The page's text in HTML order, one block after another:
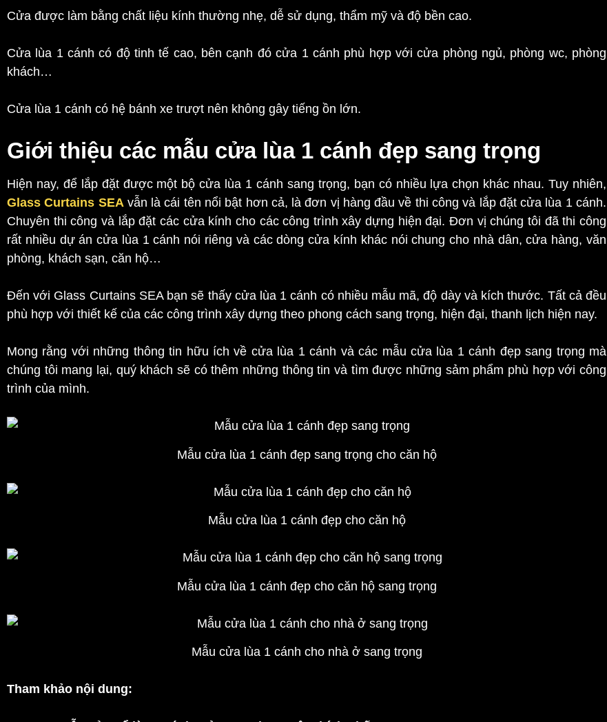
Cửa được làm bằng chất liệu kính thường nhẹ, dễ sử dụng, thẩm mỹ và độ bền cao.
Cửa lùa 1 cánh có độ tinh tế cao, bên cạnh đó cửa 1 cánh phù hợp với cửa phòng ngủ, phòng wc, phòng
khách…
Cửa lùa 1 cánh có hệ bánh xe trượt nên không gây tiếng ồn lớn.
Giới thiệu các mẫu cửa lùa 1 cánh đẹp sang trọng
Hiện nay, để lắp đặt được một bộ cửa lùa 1 cánh sang trọng, bạn có nhiều lựa chọn khác nhau. Tuy nhiên,
Glass Curtains SEAvẫn là cái tên nổi bật hơn cả, là đơn vị hàng đầu về thi công và lắp đặt cửa lùa 1 cánh.
Chuyên thi công và lắp đặt các cửa kính cho các công trình xây dựng hiện đại. Đơn vị chúng tôi đã thi công
rất nhiều dự án cửa lùa 1 cánh nói riêng và các dòng cửa kính khác nói chung cho nhà dân, cửa hàng, văn
phòng, khách sạn, căn hộ…
Đến với Glass Curtains SEA bạn sẽ thấy cửa lùa 1 cánh có nhiều mẫu mã, độ dày và kích thước. Tất cả đều
phù hợp với thiết kế của các công trình xây dựng theo phong cách sang trọng, hiện đại, thanh lịch hiện nay.
Mong rằng với những thông tin hữu ích về cửa lùa 1 cánh và các mẫu cửa lùa 1 cánh đẹp sang trọng mà
chúng tôi mang lại, quý khách sẽ có thêm những thông tin và tìm được những sảm phẩm phù hợp với công
trình của mình.
Mẫu cửa lùa 1 cánh đẹp sang trọng cho căn hộ
Mẫu cửa lùa 1 cánh đẹp cho căn hộ
Mẫu cửa lùa 1 cánh đẹp cho căn hộ sang trọng
Mẫu cửa lùa 1 cánh cho nhà ở sang trọng
Tham khảo nội dung: